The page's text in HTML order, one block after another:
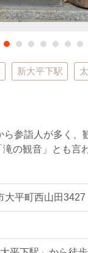
新大平下駅
参詣人が多く
の観音」とも言
大平町西山田3427